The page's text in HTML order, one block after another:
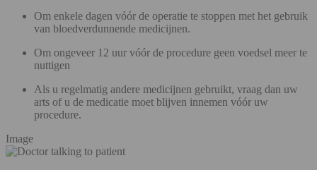
Om enkele dagen vóór de operatie te stoppen met het gebruik
van bloedverdunnende medicijnen.
Om ongeveer 12 uur vóór de procedure geen voedsel meer te
nuttigen
Als u regelmatig andere medicijnen gebruikt, vraag dan uw
arts of u de medicatie moet blijven innemen vóór uw
procedure.
Image